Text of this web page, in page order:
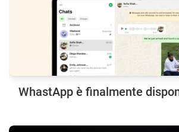
WhastApp è finalmente